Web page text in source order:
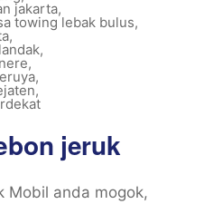
jakarta,
towing lebak bulus,
,
,
,
,
,
jeruk
Mobil anda mogok,